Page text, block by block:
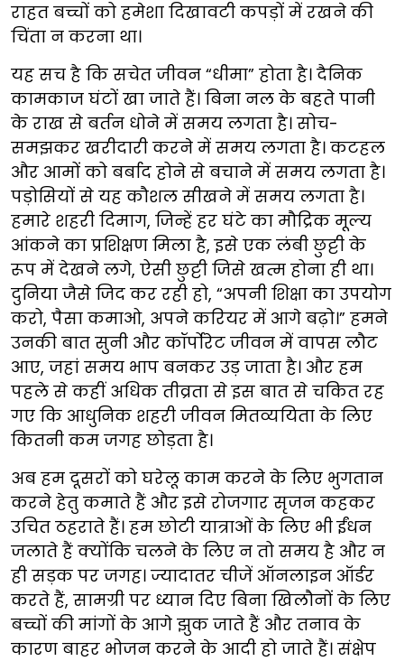
राहत बच्चों को हमेशा दिखावटी कपड़ों में रखने की
चिंता न करना था।
यह सच है कि सचेत जीवन “धीमा” होता है। दैनिक
कामकाज घंटों खा जाते हैं। बिना नल के बहते पानी
के राख से बर्तन धोने में समय लगता है। सोच-
समझकर खरीदारी करने में समय लगता है। कटहल
और आमों को बर्बाद होने से बचाने में समय लगता है।
पड़ोसियों से यह कौशल सीखने में समय लगता है।
हमारे शहरी दिमाग, जिन्हें हर घंटे का मौद्रिक मूल्य
आंकने का प्रशिक्षण मिला है, इसे एक लंबी छुट्टी के
रूप में देखने लगे, ऐसी छुट्टी जिसे खत्म होना ही था।
दुनिया जैसे जिद कर रही हो, “अपनी शिक्षा का उपयोग
करो, पैसा कमाओ, अपने करियर में आगे बढ़ो।” हमने
उनकी बात सुनी और कॉर्पोरेट जीवन में वापस लौट
आए, जहां समय भाप बनकर उड़ जाता है। और हम
पहले से कहीं अधिक तीव्रता से इस बात से चकित रह
गए कि आधुनिक शहरी जीवन मितव्ययिता के लिए
कितनी कम जगह छोड़ता है।
अब हम दूसरों को घरेलू काम करने के लिए भुगतान
करने हेतु कमाते हैं और इसे रोजगार सृजन कहकर
उचित ठहराते हैं। हम छोटी यात्राओं के लिए भी ईंधन
जलाते हैं क्योंकि चलने के लिए न तो समय है और न
ही सड़क पर जगह। ज्यादातर चीजें ऑनलाइन ऑर्डर
करते हैं, सामग्री पर ध्यान दिए बिना खिलौनों के लिए
बच्चों की मांगों के आगे झुक जाते हैं और तनाव के
कारण बाहर भोजन करने के आदी हो जाते हैं। संक्षेप